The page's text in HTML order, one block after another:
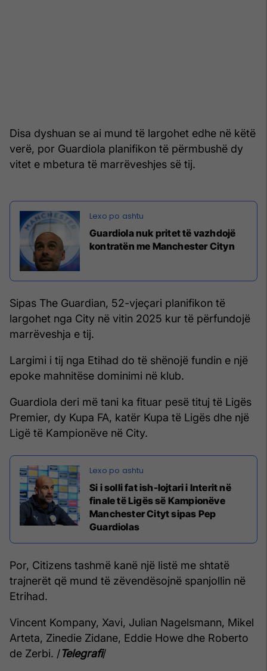
Disa dyshuan se ai mund të largohet edhe në këtë
verë, por Guardiola planifikon të përmbushë dy
vitet e mbetura të marrëveshjes së tij.
Guardiola nuk pritet të vazhdojë
kontratën me Manchester Cityn
Sipas The Guardian, 52-vjeçari planifikon të
largohet nga City në vitin 2025 kur të përfundojë
marrëveshja e tij.
Largimi i tij nga Etihad do të shënojë fundin e një
epoke mahnitëse dominimi në klub.
Guardiola deri më tani ka fituar pesë tituj të Ligës
Premier, dy Kupa FA, katër Kupa të Ligës dhe një
Ligë të Kampionëve në City.
Si i solli fat ish-lojtari i Interit në
finale të Ligës së Kampionëve
Manchester Cityt sipas Pep
Guardiolas
Por, Citizens tashmë kanë një listë me shtatë
trajnerët që mund të zëvendësojnë spanjollin në
Etrihad.
Vincent Kompany, Xavi, Julian Nagelsmann, Mikel
Arteta, Zinedie Zidane, Eddie Howe dhe Roberto
de Zerbi. /Telegrafi/